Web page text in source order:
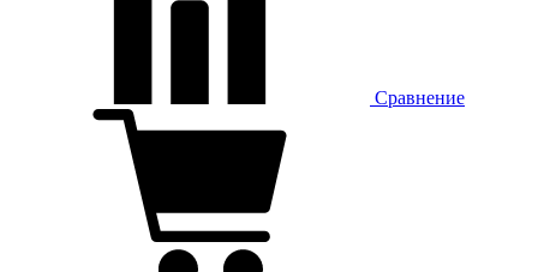
Сравнение